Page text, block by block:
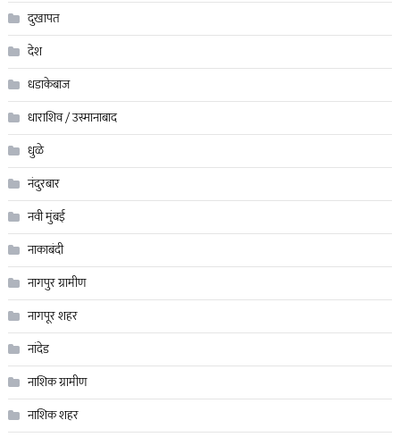
दुखापत
देश
धडाकेबाज
धाराशिव / उस्मानाबाद
धुळे
नंदुरबार
नवी मुंबई
नाकाबंदी
नागपुर ग्रामीण
नागपूर शहर
नांदेड
नाशिक ग्रामीण
नाशिक शहर